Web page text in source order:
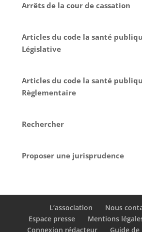
Arrêts de la cour de cassation
Articles du code la santé
Législative
Articles du code la santé
Règlementaire
Rechercher
Proposer une jurisprudence
L’association
Nous
Espace presse
Mentions
Connexion rédacteur
Guide